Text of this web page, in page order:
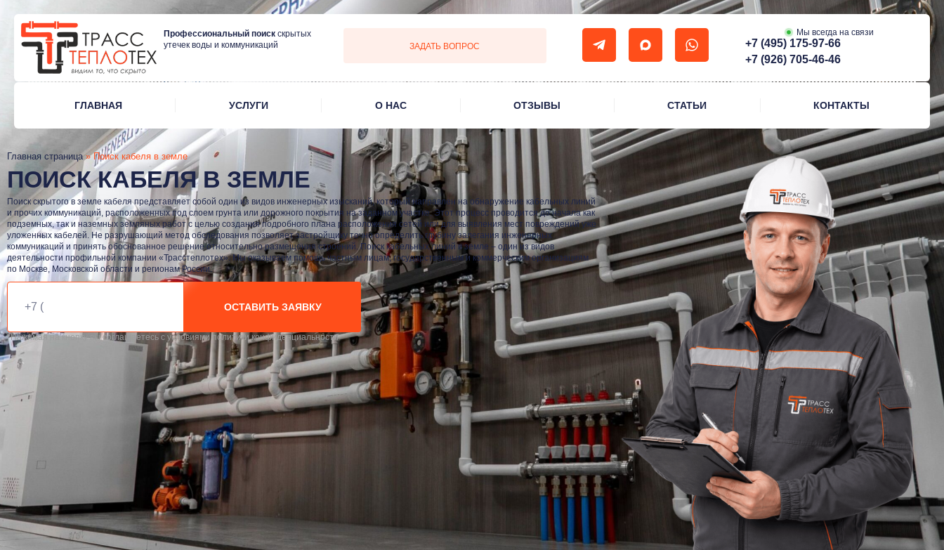
Профессиональный поискскрытых
утечек воды и коммуникаций
ЗАДАТЬ ВОПРОС
Мы всегда на связи
+7 (495) 175-97-66
+7 (926) 705-46-46
ГЛАВНАЯ УСЛУГИ О НАС ОТЗЫВЫ СТАТЬИ КОНТАКТЫ
Главная страница»Поиск кабеля в земле
ПОИСК КАБЕЛЯ В ЗЕМЛЕ
Поиск скрытого в земле кабеля представляет собой один из видов инженерных изысканий, который направлен на обнаружение кабельных линий
и прочих коммуникаций, расположенных под слоем грунта или дорожного покрытия на заданном участке. Этот процесс проводится до начала как
подземных, так и наземных земляных работ с целью создания подробного плана расположения сетей или для выявления мест повреждений уже
уложенных кабелей. Не разрушающий метод обследования позволяет застройщику точно определить глубину залегания инженерных
коммуникаций и принять обоснованное решение относительно размещения строений. Поиск кабельных линий в земле – один из видов
деятельности профильной компании «Трасстеплотех». Мы оказываем помощь частным лицам, государственным и коммерческим организациям
по Москве, Московской области и регионам России.
ОСТАВИТЬ ЗАЯВКУ
*Нажимая на кнопку вы соглашаетесь с условиями политики конфиденциальности